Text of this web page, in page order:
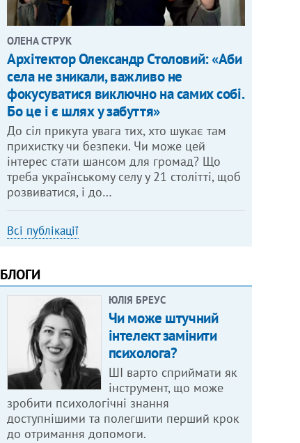
ОЛЕНА СТРУК
Архітектор Олександр Столовий: «Аби
села не зникали, важливо не
фокусуватися виключно на самих собі.
Бо це і є шлях у забуття»
До сіл прикута увага тих, хто шукає там
прихистку чи безпеки. Чи може цей
інтерес стати шансом для громад? Що
треба українському селу у 21 столітті, щоб
розвиватися, і до…
Всі публікації
БЛОГИ
ЮЛІЯ БРЕУС
Чи може штучний
інтелект замінити
психолога?
ШІ варто сприймати як
інструмент, що може
зробити психологічні знання
доступнішими та полегшити перший крок
до отримання допомоги.